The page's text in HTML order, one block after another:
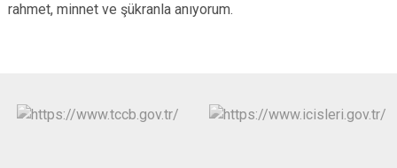
rahmet, minnet ve şükranla anıyorum.